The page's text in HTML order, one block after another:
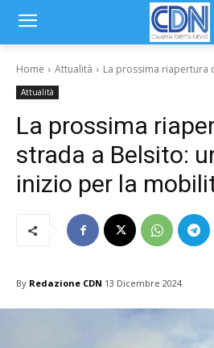
Home Attualità La prossima riapertura
Attualità
La prossima
strada a Belsito:
inizio per la
By Redazione CDN 13 Dicembre 2024